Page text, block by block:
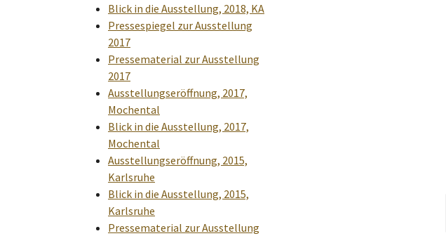
Blick in die Ausstellung, 2018, KA
Pressespiegel zur Ausstellung
2017
Pressematerial zur Ausstellung
2017
Ausstellungseröffnung, 2017,
Mochental
Blick in die Ausstellung, 2017,
Mochental
Ausstellungseröffnung, 2015,
Karlsruhe
Blick in die Ausstellung, 2015,
Karlsruhe
Pressematerial zur Ausstellung